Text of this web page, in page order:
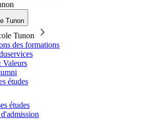
Tunon
Tunon
des formations
études
études